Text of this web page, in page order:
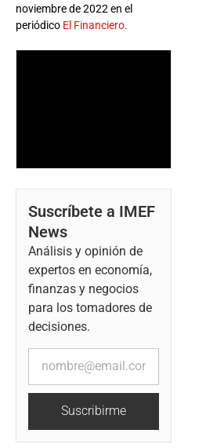
noviembre de 2022 en el
periódico El Financiero.
Suscríbete a IMEF
News
Análisis y opinión de
expertos en economía,
finanzas y negocios
para los tomadores de
decisiones.
Suscribirme